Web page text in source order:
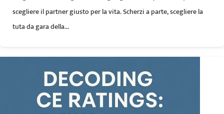
scegliere il partner giusto per la vita. Scherzi a parte, scegliere la
tuta da gara della...